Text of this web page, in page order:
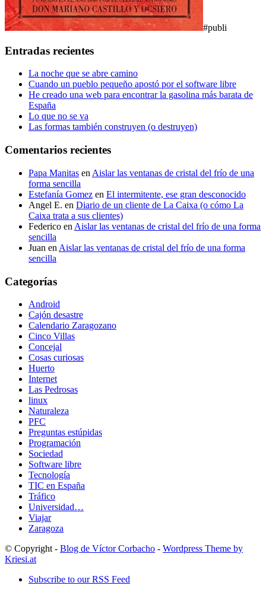
#publi
Entradas recientes
La noche que se abre camino
Cuando un pueblo pequeño apostó por el software libre
He creado una web para encontrar la gasolina más barata de
España
Lo que no se va
Las formas también construyen (o destruyen)
Comentarios recientes
Papa Manitas en Aislar las ventanas de cristal del frío de una
forma sencilla
Estefanía Gomez en El intermitente, ese gran desconocido
Angel E. en Diario de un cliente de La Caixa (o cómo La
Caixa trata a sus clientes)
Federico en Aislar las ventanas de cristal del frío de una forma
sencilla
Juan en Aislar las ventanas de cristal del frío de una forma
sencilla
Categorías
Android
Cajón desastre
Calendario Zaragozano
Cinco Villas
Concejal
Cosas curiosas
Huerto
Internet
Las Pedrosas
linux
Naturaleza
PFC
Preguntas estúpidas
Programación
Sociedad
Software libre
Tecnología
TIC en España
Tráfico
Universidad…
Viajar
Zaragoza
© Copyright - Blog de Víctor Corbacho - Wordpress Theme by
Kriesi.at
Subscribe to our RSS Feed